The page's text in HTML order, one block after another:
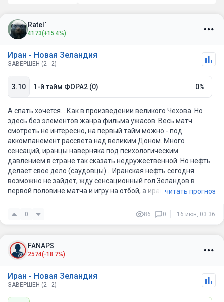
Ratel`
4173(+15.4%)
Иран - Новая Зеландия
ЗАВЕРШЕН (2 - 2)
3.10 1-й тайм ФОРА2 (0) 0%
А спать хочется... Как в произведении великого Чехова. Но
здесь без элементов жанра фильма ужасов. Весь матч
смотреть не интересно, на первый тайм можно - под
аккомпанемент рассвета над великим Доном. Много
сенсаций, иранцы наверняка под психологическим
давлением в стране так сказать недружественной. Но нефть
делает свое дело (саудовцы)... Иранская нефть сегодня
возможно не зайдет, жду сенсационный гол Зеландов в
первой половине матча и игру на отбой, а иранцы паручитать прогноз
0 86 0 16 июн, 03:36
FANAPS
2574(-18.7%)
Иран - Новая Зеландия
ЗАВЕРШЕН (2 - 2)